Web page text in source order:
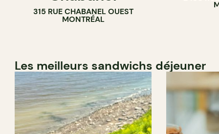
BOULANGERIE
315 RUE CHABANEL OUEST
MONTRÉAL
Les meilleurs sandwichs déjeuner